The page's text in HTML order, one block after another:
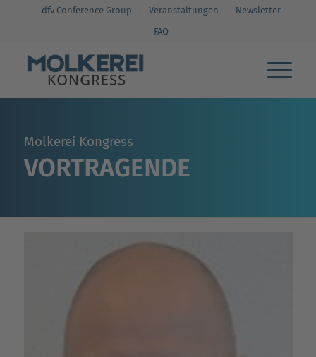
dfv Conference Group Veranstaltungen
Newsletter
FAQ
Molkerei Kongress
VORTRAGENDE